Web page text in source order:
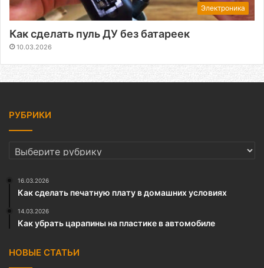
Электроника
Как сделать пуль ДУ без батареек
10.03.2026
РУБРИКИ
РУБРИКИ
16.03.2026
Как сделать печатную плату в домашних условиях
14.03.2026
Как убрать царапины на пластике в автомобиле
НОВЫЕ СТАТЬИ